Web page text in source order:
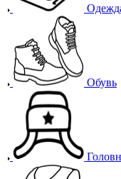
Обувь